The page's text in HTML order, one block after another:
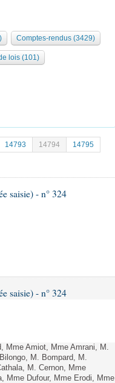
Comptes-rendus (3429)
lois (101)
14793 14794
14795
saisie) - n° 324
saisie) - n° 324
Mme Amiot, Mme Amrani, M.
M. Bompard, M.
M. Cernon, Mme
Mme Dufour, Mme Erodi, Mme